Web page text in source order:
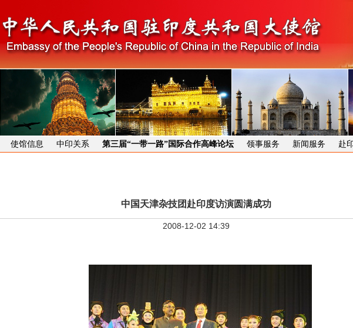
使馆信息 中印关系 第三届“一带一路”国际合作高峰论坛 领事服务 新闻服务 赴
中国天津杂技团赴印度访演圆满成功
2008-12-02 14:39